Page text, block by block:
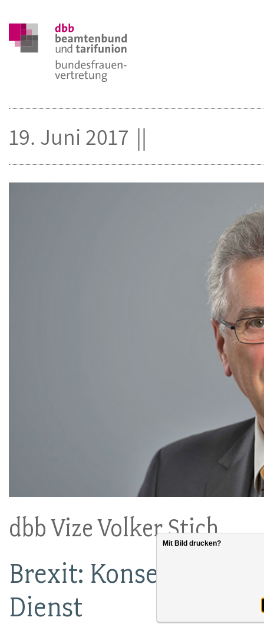
dbb Vize Volker Stich
Brexit:
Dienst
19. Juni 2017
Mit Bild drucken?